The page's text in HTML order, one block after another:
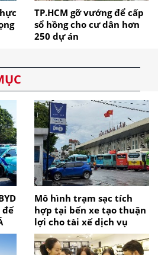
TP.HCM gỡ vướng để cấp
sổ hồng cho cư dân hơn
250 dự án
đế
Mô hình trạm sạc tích
hợp tại bến xe tạo thuận
lợi cho tài xế dịch vụ